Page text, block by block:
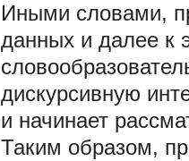
Иными словами,
данных и далее к
дискурсивную
и начинает
Таким образом,